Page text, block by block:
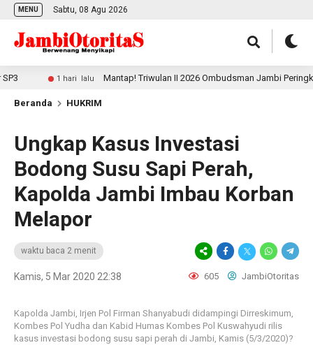
MENU Sabtu, 08 Agu 2026
1 hari lalu Mantap! Triwulan II 2026 Ombudsman Jambi Peringkat 3
Beranda HUKRIM
Ungkap Kasus Investasi
Bodong Susu Sapi Perah,
Kapolda Jambi Imbau Korban
Melapor
waktu baca 2 menit
Kamis, 5 Mar 2020 22:38 605 JambiOtoritas
Kapolda Jambi, Irjen Pol Firman Shanyabudi didampingi Dirreskimum,
Kombes Pol Yudha dan Kabid Humas Kombes Pol Kuswahyudi rilis
kasus investasi bodong susu sapi perah di Jambi, Kamis (5/3/2020)?